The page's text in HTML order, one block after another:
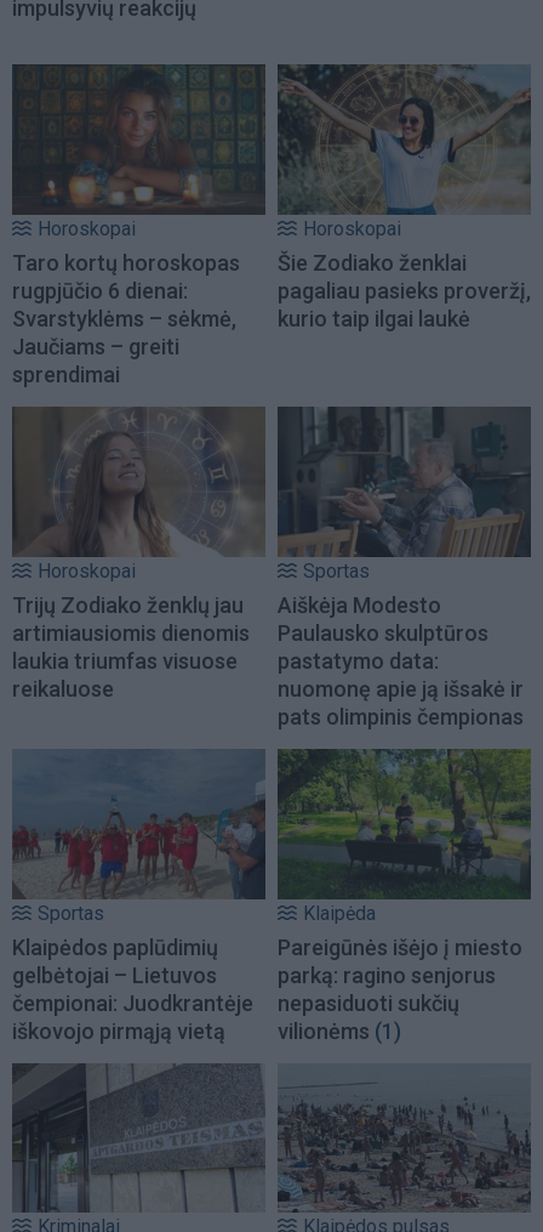
impulsyvių reakcijų
Horoskopai
Taro kortų horoskopas
rugpjūčio 6 dienai:
Svarstyklėms – sėkmė,
Jaučiams – greiti
sprendimai
Horoskopai
Šie Zodiako ženklai
pagaliau pasieks proveržį,
kurio taip ilgai laukė
Horoskopai
Trijų Zodiako ženklų jau
artimiausiomis dienomis
laukia triumfas visuose
reikaluose
Sportas
Aiškėja Modesto
Paulausko skulptūros
pastatymo data:
nuomonę apie ją išsakė ir
pats olimpinis čempionas
Sportas
Klaipėdos paplūdimių
gelbėtojai – Lietuvos
čempionai: Juodkrantėje
iškovojo pirmąją vietą
Klaipėda
Pareigūnės išėjo į miesto
parką: ragino senjorus
nepasiduoti sukčių
vilionėms (1)
Kriminalai Klaipėdos pulsas